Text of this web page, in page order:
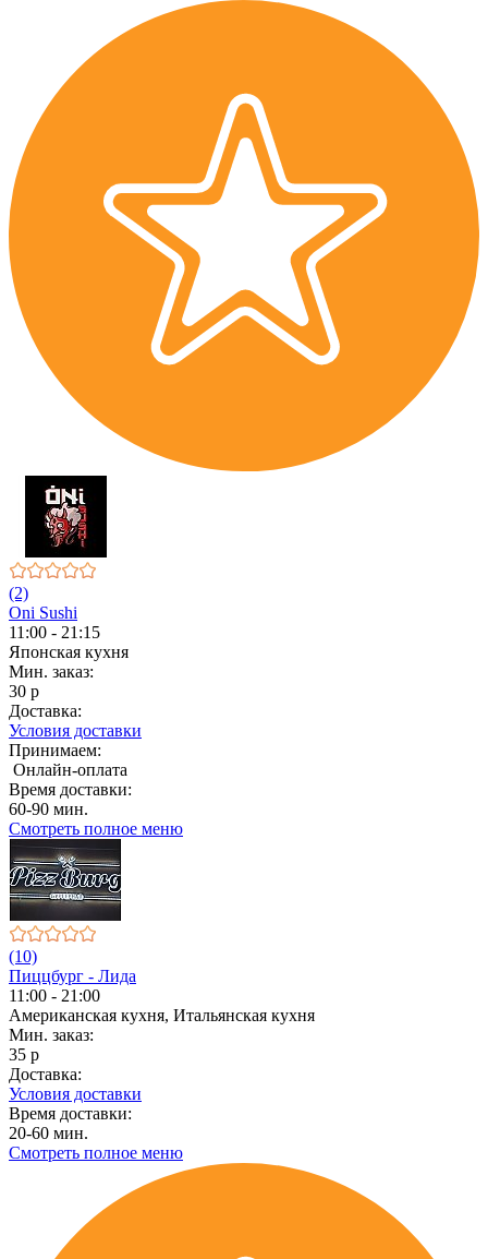
(2)
Oni Sushi
11:00 - 21:15
Японская кухня
Мин. заказ:
30 р
Доставка:
Условия доставки
Принимаем:
Онлайн-оплата
Время доставки:
60-90 мин.
Смотреть полное меню
(10)
Пиццбург - Лида
11:00 - 21:00
Американская кухня, Итальянская кухня
Мин. заказ:
35 р
Доставка:
Условия доставки
Время доставки:
20-60 мин.
Смотреть полное меню